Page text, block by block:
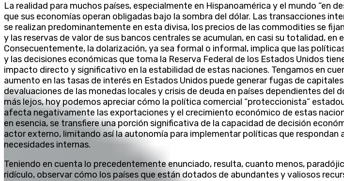
La realidad para muchos países, especialmente en Hispanoamérica y el mundo “en
que sus economías operan obligadas bajo la sombra del dólar. Las transacciones
se realizan predominantemente en esta divisa, los precios de las commodities se
y las reservas de valor de sus bancos centrales se acumulan, en casi su totalidad, en
Consecuentemente, la dolarización, ya sea formal o informal, implica que las
y las decisiones económicas que toma la Reserva Federal de los Estados Unidos
impacto directo y significativo en la estabilidad de estas naciones. Tengamos en
aumento en las tasas de interés en Estados Unidos puede generar fugas de
devaluaciones de las monedas locales y crisis de deuda en países dependientes del
más lejos, hoy podemos apreciar cómo la política comercial “proteccionista”
afecta negativamente las exportaciones y el crecimiento económico de estas
en esencia, se transfiere una porción significativa de la capacidad de decisión
actor externo, limitando así la autonomía para implementar políticas que respondan
necesidades internas.
Teniendo en cuenta lo precedentemente enunciado, resulta, cuanto menos,
ridículo, observar cómo los países que están dotados de abundantes y valiosos